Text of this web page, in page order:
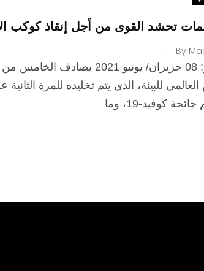
تحشد القوى من أجل إنقاذ كوكب
By
.
مدار: 08 حزيران/ يونيو 2021 يصادف
العالمي للبيئة، الذي يتم تخليده للمرة
كوفيد-19، وما